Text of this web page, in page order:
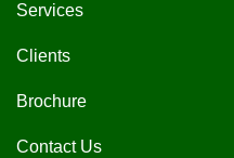
Services
Clients
Brochure
Contact Us